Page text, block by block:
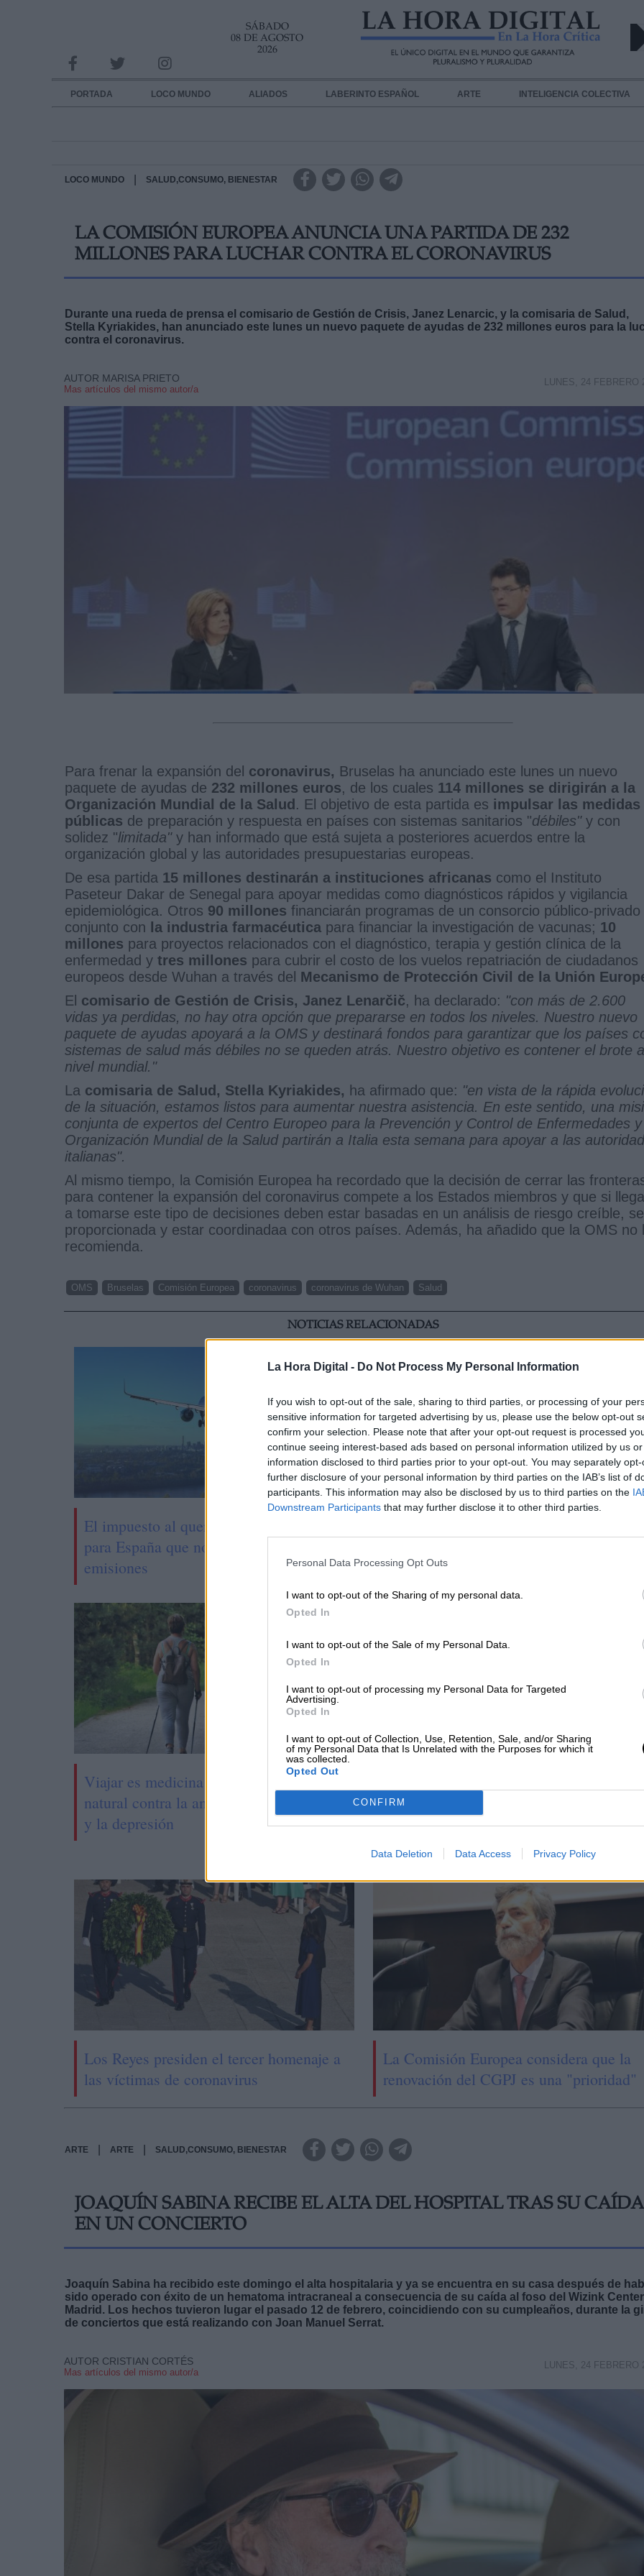
La Hora Digital - Do Not Process My Personal Information
If you wish to opt-out of the sale, sharing to third parties, or processing of your
sensitive information for targeted advertising by us, please use the below opt-out
confirm your selection. Please note that after your opt-out request is processed
continue seeing interest-based ads based on personal information utilized by us
information disclosed to third parties prior to your opt-out. You may separately
further disclosure of your personal information by third parties on the IAB’s list of
participants. This information may also be disclosed by us to third parties on the
Downstream Participants that may further disclose it to other third parties.
Personal Data Processing Opt Outs
I want to opt-out of the Sharing of my personal data.
Opted In
I want to opt-out of the Sale of my Personal Data.
Opted In
I want to opt-out of processing my Personal Data for Targeted
Advertising.
Opted In
I want to opt-out of Collection, Use, Retention, Sale, and/or Sharing
of my Personal Data that Is Unrelated with the Purposes for which it
was collected.
Opted Out
CONFIRM
Data Deletion Data Access Privacy Policy
SÁBADO
08 DE AGOSTO
2026
PORTADA LOCO MUNDO ALIADOS LABERINTO ESPAÑOL ARTE INTELIGENCIA COLECTIVA
LOCO MUNDO SALUD,CONSUMO, BIENESTAR
LA COMISIÓN EUROPEA ANUNCIA UNA PARTIDA DE 232
MILLONES PARA LUCHAR CONTRA EL CORONAVIRUS
Durante una rueda de prensa el comisario de Gestión de Crisis, Janez Lenarcic, y la comisaria de Salud,
Stella Kyriakides, han anunciado este lunes un nuevo paquete de ayudas de 232 millones euros para la
contra el coronavirus.
AUTOR MARISA PRIETO
Mas artículos del mismo autor/a
LUNES, 24 FEBRERO
Para frenar la expansión del coronavirus, Bruselas ha anunciado este lunes un nuevo
paquete de ayudas de 232 millones euros, de los cuales 114 millones se dirigirán a la
Organización Mundial de la Salud. El objetivo de esta partida es impulsar las medidas
públicas de preparación y respuesta en países con sistemas sanitarios "débiles"y con
solidez "limitada" y han informado que está sujeta a posteriores acuerdos entre la
organización global y las autoridades presupuestarias europeas.
De esa partida 15 millones destinarán a instituciones africanas como el Instituto
Paseteur Dakar de Senegal para apoyar medidas como diagnósticos rápidos y vigilancia
epidemiológica. Otros 90 millones financiarán programas de un consorcio público-privado
conjunto con la industria farmacéutica para financiar la investigación de vacunas; 10
millones para proyectos relacionados con el diagnóstico, terapia y gestión clínica de la
enfermedad y tres millones para cubrir el costo de los vuelos repatriación de ciudadanos
europeos desde Wuhan a través del Mecanismo de Protección Civil de la Unión
El comisario de Gestión de Crisis, Janez Lenarčič, ha declarado: "con más de 2.600
vidas ya perdidas, no hay otra opción que prepararse en todos los niveles. Nuestro nuevo
paquete de ayudas apoyará a la OMS y destinará fondos para garantizar que los países
sistemas de salud más débiles no se queden atrás. Nuestro objetivo es contener el brote a
nivel mundial."
La comisaria de Salud, Stella Kyriakides, ha afirmado que: "en vista de la rápida
de la situación, estamos listos para aumentar nuestra asistencia. En este sentido, una
conjunta de expertos del Centro Europeo para la Prevención y Control de Enfermedades y
Organización Mundial de la Salud partirán a Italia esta semana para apoyar a las
italianas".
Al mismo tiempo, la Comisión Europea ha recordado que la decisión de cerrar las
para contener la expansión del coronavirus compete a los Estados miembros y que si
a tomarse este tipo de decisiones deben estar basadas en un análisis de riesgo creíble,
proporcionada y estar coordinadaa con otros países. Además, ha añadido que la OMS no
recomienda.
OMS Bruselas Comisión Europea coronavirus coronavirus de Wuhan Salud
NOTICIAS RELACIONADAS
El impuesto al queroseno, una "ruina"
para España que no reducirá las
emisiones
Viajar es medicina
natural contra la ansiedad
y la depresión
"No creo que hayamos
aprendido mucho,
deberíamos seguir
este verano por efecto de
la guerra de Ucrania
Los Reyes presiden el tercer homenaje a
las víctimas de coronavirus
La Comisión Europea considera que la
renovación del CGPJ es una "prioridad"
ARTE ARTE SALUD,CONSUMO, BIENESTAR
JOAQUÍN SABINA RECIBE EL ALTA DEL HOSPITAL TRAS SU CAÍDA
EN UN CONCIERTO
Joaquín Sabina ha recibido este domingo el alta hospitalaria y ya se encuentra en su casa después de
sido operado con éxito de un hematoma intracraneal a consecuencia de su caída al foso del Wizink
Madrid. Los hechos tuvieron lugar el pasado 12 de febrero, coincidiendo con su cumpleaños, durante la
de conciertos que está realizando con Joan Manuel Serrat.
AUTOR CRISTIAN CORTÉS
Mas artículos del mismo autor/a
LUNES, 24 FEBRERO
INFORMACION SOBRE LA PROTECCIÓN DE TUS DATOS
Responsable:
Destinatarios:
link
Información adicional
link